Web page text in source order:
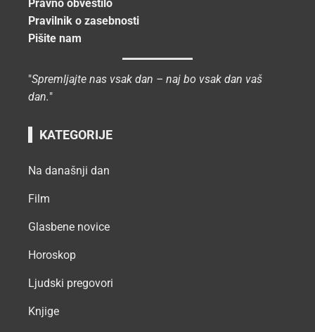
Pravno obvestilo
Pravilnik o zasebnosti
Pišite nam
"Spremljajte nas vsak dan – naj bo vsak dan vaš
dan."
KATEGORIJE
Na današnji dan
Film
Glasbene novice
Horoskop
Ljudski pregovori
Knjige